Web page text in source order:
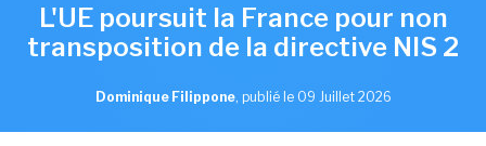
L'UE poursuit la France pour non
transposition de la directive NIS 2
Dominique Filippone, publié le 09 Juillet 2026